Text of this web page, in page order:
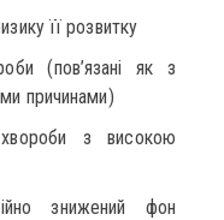
її розвитку
(пов’язані як з
причинами)
хвороби з високою
знижений фон